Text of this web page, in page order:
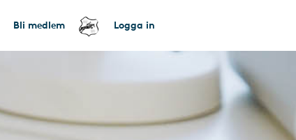
Bli medlem Logga in